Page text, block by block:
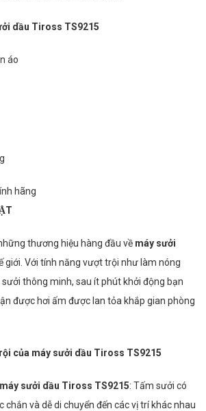
dầu Tiross TS9215
áo
hãng
thương hiệu hàng đầu về máy sưởi
giới. Với tính năng vượt trội như làm nóng
thông minh, sau ít phút khởi động bạn
được hơi ấm được lan tỏa khắp gian phòng
của máy sưởi dầu Tiross TS9215
sưởi dầu Tiross TS9215: Tấm sưởi có
chắn và dễ di chuyển đến các vị trí khác nhau